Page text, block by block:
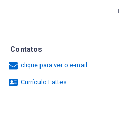
Contatos
clique para ver o e-mail
Currículo Lattes